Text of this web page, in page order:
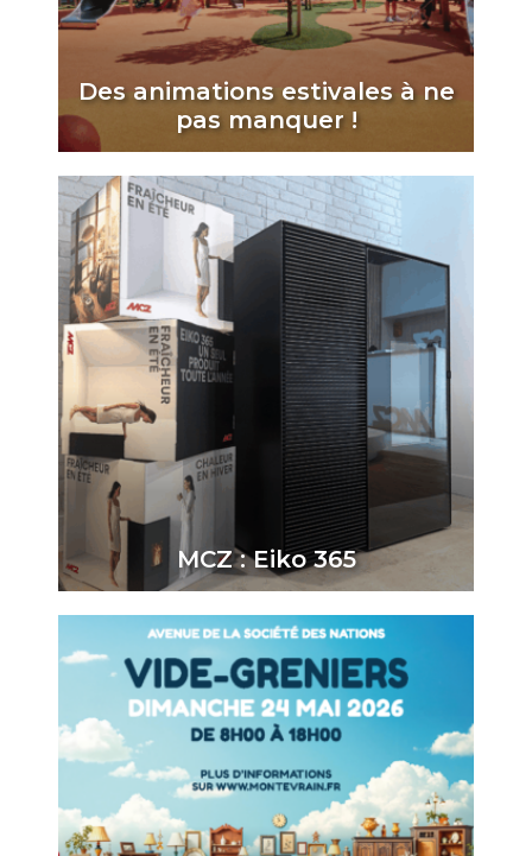
Des animations estivales à ne
pas manquer !
MCZ : Eiko 365